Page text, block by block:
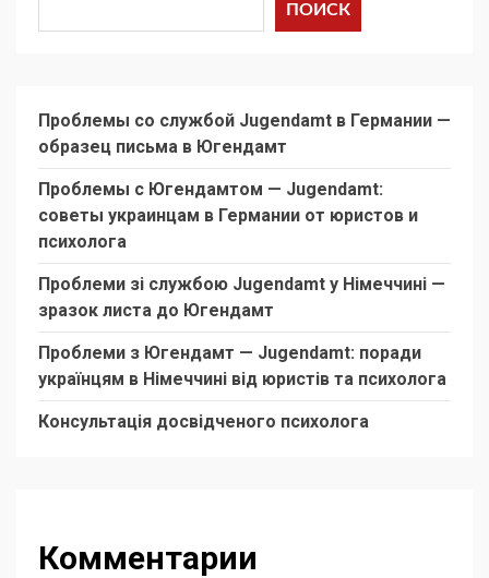
ПОИСК
Проблемы со службой Jugendamt в Германии —
образец письма в Югендамт
Проблемы с Югендамтом — Jugendamt:
советы украинцам в Германии от юристов и
психолога
Проблеми зі службою Jugendamt у Німеччині —
зразок листа до Югендамт
Проблеми з Югендамт — Jugendamt: поради
українцям в Німеччині від юристів та психолога
Консультація досвідченого психолога
Комментарии